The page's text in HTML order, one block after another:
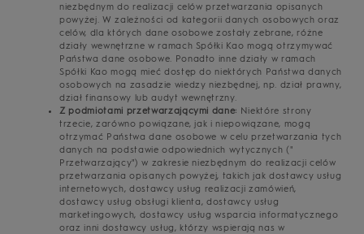
niezbędnym do realizacji celów przetwarzania opisanych
powyżej. W zależności od kategorii danych osobowych oraz
celów, dla których dane osobowe zostały zebrane, różne
działy wewnętrzne w ramach Spółki Kao mogą otrzymywać
Państwa dane osobowe. Ponadto inne działy w ramach
Spółki Kao mogą mieć dostęp do niektórych Państwa danych
osobowych na zasadzie wiedzy niezbędnej, np. dział prawny,
dział finansowy lub audyt wewnętrzny.
Z podmiotami przetwarzającymi dane: Niektóre strony
trzecie, zarówno powiązane, jak i niepowiązane, mogą
otrzymać Państwa dane osobowe w celu przetwarzania tych
danych na podstawie odpowiednich wytycznych ("
Przetwarzający") w zakresie niezbędnym do realizacji celów
przetwarzania opisanych powyżej, takich jak dostawcy usług
internetowych, dostawcy usług realizacji zamówień,
dostawcy usług obsługi klienta, dostawcy usług
marketingowych, dostawcy usług wsparcia informatycznego
oraz inni dostawcy usług, którzy wspierają nas w